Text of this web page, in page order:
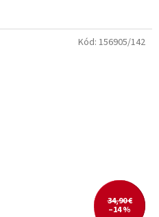
34,90 €
–14 %
Kód: 156905/142